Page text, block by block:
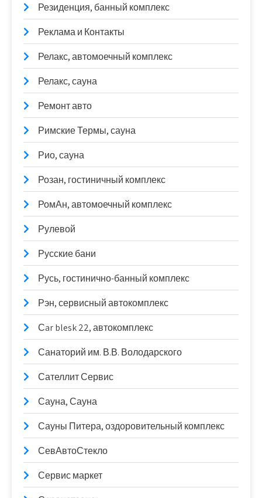
Резиденция, банный комплекс
Реклама и Контакты
Релакс, автомоечный комплекс
Релакс, сауна
Ремонт авто
Римские Термы, сауна
Рио, сауна
Розан, гостиничный комплекс
РомАн, автомоечный комплекс
Рулевой
Русские бани
Русь, гостинично-банный комплекс
Рэн, сервисный автокомплекс
Сar blesk 22, автокомплекс
Санаторий им. В.В. Володарского
Сателлит Сервис
Сауна, Сауна
Сауны Питера, оздоровительный комплекс
СевАвтоСтекло
Сервис маркет